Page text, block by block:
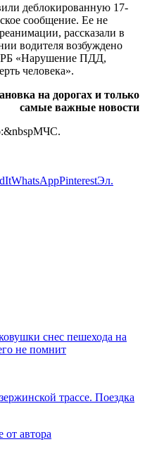
деблокированную 17-
сообщение. Ее не
рассказали в
водителя возбуждено
РБ «Нарушение ПДД,
человека».
на дорогах и только
самые важные новости
WhatsAppPinterestЭл.
снес пешехода на
не помнит
трассе. Поездка
от автора